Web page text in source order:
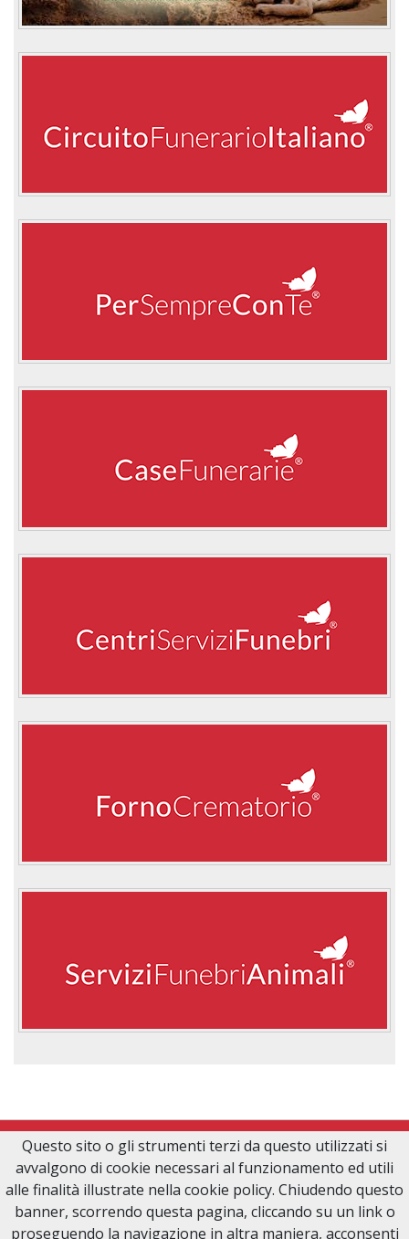
© 2026 PSCT EVO SRL | Partita IVA: RO 47171589 | Tutti i diritti sono
Questo sito o gli strumenti terzi da questo utilizzati si
avvalgono di cookie necessari al funzionamento ed utili
alle finalità illustrate nella cookie policy. Chiudendo questo
banner, scorrendo questa pagina, cliccando su un link o
proseguendo la navigazione in altra maniera, acconsenti